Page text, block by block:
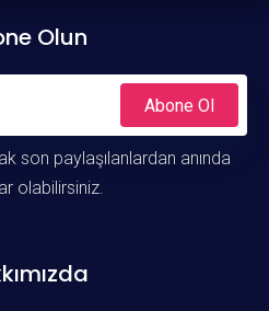
Olun
Abone Ol
son paylaşılanlardan anında
olabilirsiniz.